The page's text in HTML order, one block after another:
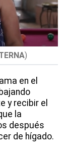
)
en el
y recibir el
la
después
de hígado.